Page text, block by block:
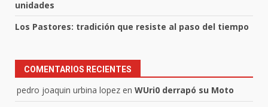
unidades
Los Pastores: tradición que resiste al paso del tiempo
COMENTARIOS RECIENTES
pedro joaquin urbina lopez en WUri0 derrapó su Moto